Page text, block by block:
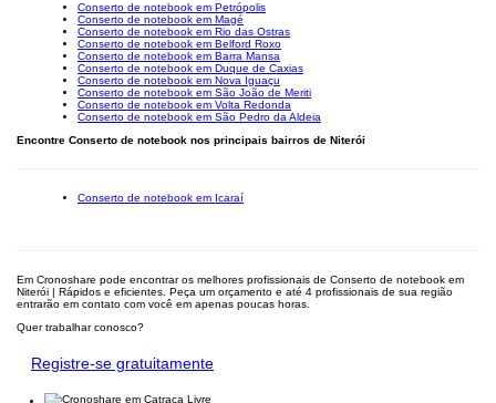
Conserto de notebook em Petrópolis
Conserto de notebook em Magé
Conserto de notebook em Rio das Ostras
Conserto de notebook em Belford Roxo
Conserto de notebook em Barra Mansa
Conserto de notebook em Duque de Caxias
Conserto de notebook em Nova Iguaçu
Conserto de notebook em São João de Meriti
Conserto de notebook em Volta Redonda
Conserto de notebook em São Pedro da Aldeia
Encontre Conserto de notebook nos principais bairros de Niterói
Conserto de notebook em Icaraí
Em Cronoshare pode encontrar os melhores profissionais de Conserto de notebook em
Niterói | Rápidos e eficientes. Peça um orçamento e até 4 profissionais de sua região
entrarão em contato com você em apenas poucas horas.
Quer trabalhar conosco?
Registre-se gratuitamente